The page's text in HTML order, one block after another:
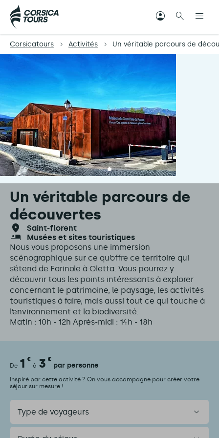
Corsicatours Activités Un véritable parcours de
Un véritable parcours de
découvertes
saint-florent
musées et sites touristiques
Nous vous proposons une immersion
scénographique sur ce qu’offre ce territoire qui
s’étend de Farinole à Oletta. Vous pourrez y
découvrir tous les points intéressants à explorer
concernant le patrimoine, le paysage, les activités
touristiques à faire, mais aussi tout ce qui touche à
l’environnement et la biodiversité.
Matin : 10h - 12h Après-midi : 14h - 18h
De 1 €
à 3 €
par personne
Inspiré par cette activité ? On vous accompagne pour créer votre
séjour sur mesure !
Type
de
Durée